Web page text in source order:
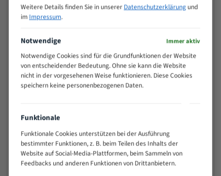
15 - 40
8/12
25 - 50
50 - 120
80 - 180
3/4
130 -
350
2/3
150 -
200 -
600
> 500
0,75/1,25
Vorteile:
Vielseitiges Bandsägeblatt für verschiedenste
Weitere Details finden Sie in unserer Datenschutzerklärungund
im Impressum.
Notwendige Immer aktiv
Notwendige Cookies sind für die Grundfunktionen der Website
von entscheidender Bedeutung. Ohne sie kann die Website
nicht in der vorgesehenen Weise funktionieren. Diese Cookies
speichern keine personenbezogenen Daten.
Funktionale
Funktionale Cookies unterstützen bei der Ausführung
bestimmter Funktionen, z. B. beim Teilen des Inhalts der
Website auf Social-Media-Plattformen, beim Sammeln von
Feedbacks und anderen Funktionen von Drittanbietern.